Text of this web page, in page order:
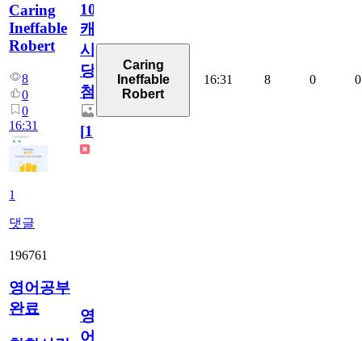
Caring
Ineffable
Robert
8
0
0
16:31
1
댓글
100
캐
시
당
첨
[1]
Caring
Ineffable
Robert
16:31 8 0 0
196761
영어공부
완료
영
어